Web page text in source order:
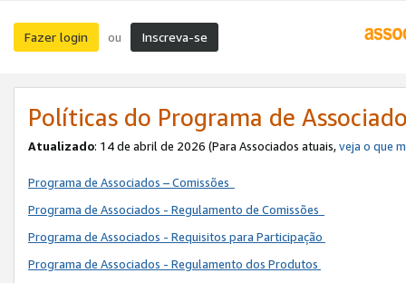
Fazer login ou Inscreva-se
Políticas do Programa de
Atualizado: 14 de abril de 2026 (Para Associados atuais,veja o que
Programa de Associados – Comissões
Programa de Associados - Regulamento de Comissões
Programa de Associados - Requisitos para Participação
Programa de Associados - Regulamento dos Produtos